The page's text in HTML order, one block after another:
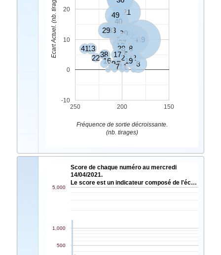
39
34
21
42
46
30
40
49
3
18
8
6
12
33
37
10
29
24
28
32
45
19
2
17
13
1
38
41
4
16
22
35
9 11
7
250 200 150
-10
0
10
20
Fréquence de sortie décroissante.
(nb. tirages)
Ecart Actuel. (nb. tirages)
Score de chaque numéro au mercredi
14/04/2021.
Le score est un indicateur composé de l'éc…
500
1,000
5,000